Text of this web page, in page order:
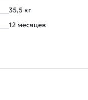
35,5 кг
12 месяцев